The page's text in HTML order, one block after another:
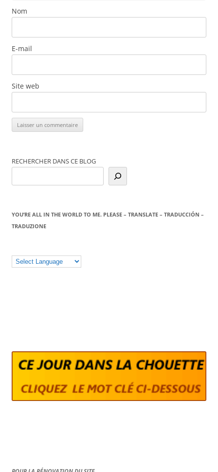
Nom
E-mail
Site web
RECHERCHER DANS CE BLOG
YOU’RE ALL IN THE WORLD TO ME. PLEASE – TRANSLATE – TRADUCCIÓN –
TRADUZIONE